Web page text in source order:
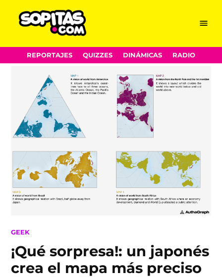
Skip
to
Menu
REPORTAJES QUIZZES DINÁMICAS RADIO
POSTED
GEEK
¡Qué sorpresa!: un japonés
crea el mapa más preciso